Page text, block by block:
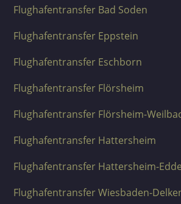
Flughafentransfer Bad Soden
Flughafentransfer Eppstein
Flughafentransfer Eschborn
Flughafentransfer Flörsheim
Flughafentransfer Flörsheim-
Flughafentransfer Hattersheim
Flughafentransfer Hattersheim-
Flughafentransfer Wiesbaden-